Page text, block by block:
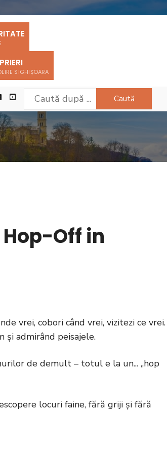
SIGHIȘOARA
Caută
Off in
vrei, cobori când vrei, vizitezi ce vrei.
și admirând peisajele.
de demult – totul e la un... „hop
locuri faine, fără griji și fără